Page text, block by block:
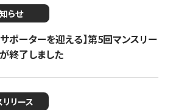
らせ
ポーターを迎える】​​第5回マンスリー
終了しました
リリース